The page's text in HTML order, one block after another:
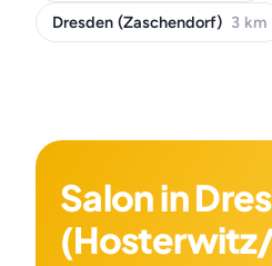
Dresden (Zaschendorf) 3 km
Salon in